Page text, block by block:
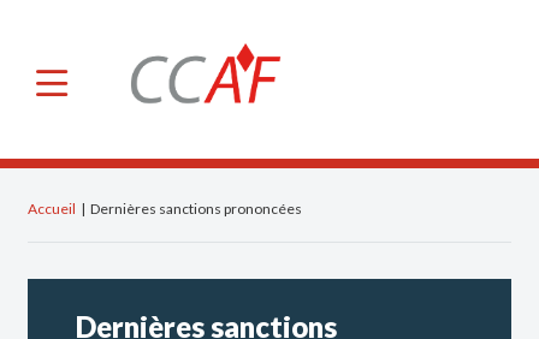
A propos de nous
Missions et pouvoirs
Secrétariat Général
Comité consultatif
Accueil | Dernières sanctions prononcées
Dernières sanctions